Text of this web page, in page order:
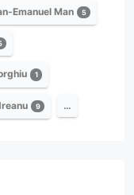
Emanuel Man 5
1
9 …